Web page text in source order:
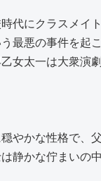
にクラスメイ
最悪の事件を
女太一は大衆
やかな性格で、
静かな佇まい